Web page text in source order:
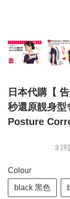
日本代購【
秒還原靚身型
Posture
3 評
Colour
black 黑色